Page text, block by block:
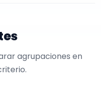
agrupaciones en